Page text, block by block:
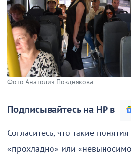
Фото Анатолия Позднякова
Подписывайтесь на НР в
Согласитесь, что такие
«прохладно» или